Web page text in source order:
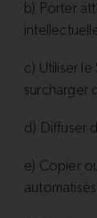
b) Porter
c) Utiliser
surcharger
d) Diffuser
e) Copier